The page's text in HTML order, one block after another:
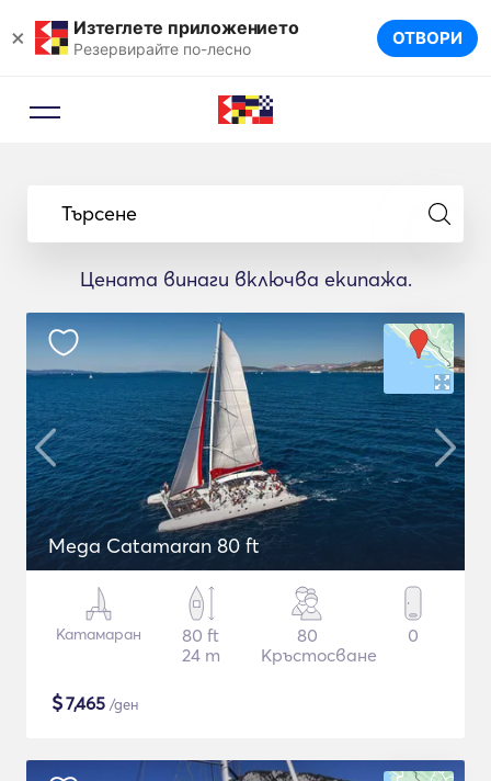
× Изтеглете приложението
Резервирайте по-лесно ОТВОРИ
Търсене
Цената винаги включва екипажа.
Mega Catamaran 80 ft
Катамаран
80 ft
24 m
80
Кръстосване
0
$7,465 /ден